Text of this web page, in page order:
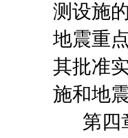
测设施
地震重
其批准
施和地
第四